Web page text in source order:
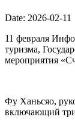
Date: 2026-02-11
11 февраля
туризма,
мероприятия
Фу Ханьсяо,
включающий три